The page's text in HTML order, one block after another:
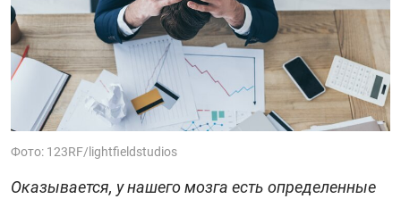
Фото: 123RF/lightfieldstudios
Оказывается, у нашего мозга есть определенные